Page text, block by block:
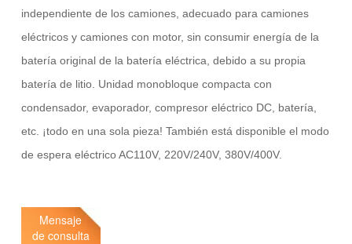
independiente de los camiones, adecuado para camiones
eléctricos y camiones con motor, sin consumir energía de la
batería original de la batería eléctrica, debido a su propia
batería de litio. Unidad monobloque compacta con
condensador, evaporador, compresor eléctrico DC, batería,
etc. ¡todo en una sola pieza! También está disponible el modo
de espera eléctrico AC110V, 220V/240V, 380V/400V.
Mensaje
de consulta